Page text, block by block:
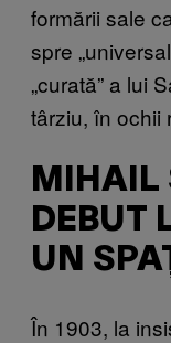
formării sale
spre
„curată” a lui
târziu, în ochii
MIHAIL
DEBUT
UN
În 1903, la